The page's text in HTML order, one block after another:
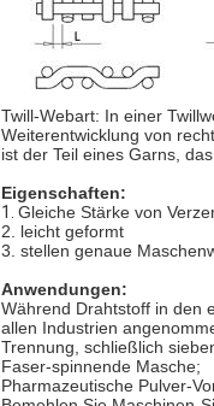
Twill-Webart: In einer
Weiterentwicklung von
ist der Teil eines Garns,
Eigenschaften:
1. Gleiche Stärke von
2. leicht geformt
3. stellen genaue
Anwendungen:
Während Drahtstoff in den
allen Industrien
Trennung, schließlich
Faser-spinnende Masche;
Pharmazeutische Pulver-